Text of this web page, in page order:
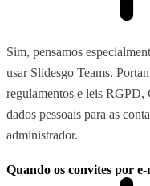
Sim, pensamos
usar Slidesgo Teams.
regulamentos e leis RGPD,
dados pessoais para as
administrador.
Quando os convites por